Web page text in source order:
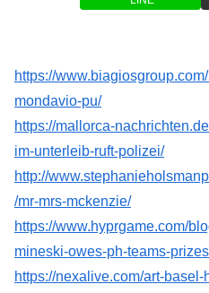
https://
mondavio-pu/
https://mallorca-
im-unterleib-ruft-polizei/
http://
/mr-mrs-mckenzie/
https://www.hyprgame.com/
mineski-owes-ph-teams-
https://nexalive.com/art-